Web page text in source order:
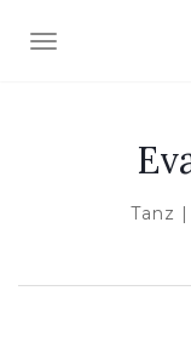
NAVIGATION
Tanz